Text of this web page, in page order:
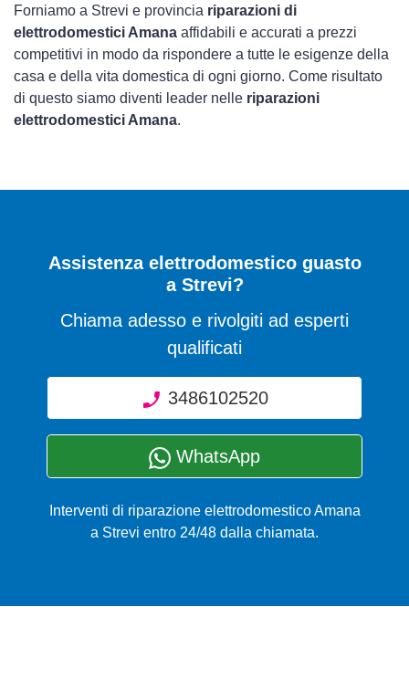
Forniamo a Strevi e provincia riparazioni di
elettrodomestici Amana affidabili e accurati a prezzi
competitivi in modo da rispondere a tutte le esigenze della
casa e della vita domestica di ogni giorno. Come risultato
di questo siamo diventi leader nelle riparazioni
elettrodomestici Amana.
Assistenza elettrodomestico guasto
a Strevi?
Chiama adesso e rivolgiti ad esperti
qualificati
3486102520
WhatsApp
Interventi di riparazione elettrodomestico Amana
a Strevi entro 24/48 dalla chiamata.